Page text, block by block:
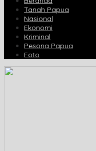
Tanah Papua
Nasional
Ekonomi
Kriminal
Pesona Papua
Foto